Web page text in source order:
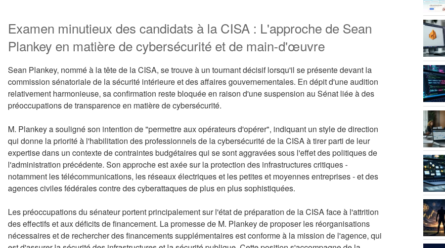
Examen minutieux des candidats à la CISA : L'approche de Sean
Plankey en matière de cybersécurité et de main-d'œuvre
Sean Plankey, nommé à la tête de la CISA, se trouve à un tournant décisif lorsqu'il se présente devant la
commission sénatoriale de la sécurité intérieure et des affaires gouvernementales. En dépit d'une audition
relativement harmonieuse, sa confirmation reste bloquée en raison d'une suspension au Sénat liée à des
préoccupations de transparence en matière de cybersécurité.
M. Plankey a souligné son intention de "permettre aux opérateurs d'opérer", indiquant un style de direction
qui donne la priorité à l'habilitation des professionnels de la cybersécurité de la CISA à tirer parti de leur
expertise dans un contexte de contraintes budgétaires qui se sont aggravées sous l'effet des politiques de
l'administration précédente. Son approche est axée sur la protection des infrastructures critiques -
notamment les télécommunications, les réseaux électriques et les petites et moyennes entreprises - et des
agences civiles fédérales contre des cyberattaques de plus en plus sophistiquées.
Les préoccupations du sénateur portent principalement sur l'état de préparation de la CISA face à l'attrition
des effectifs et aux déficits de financement. La promesse de M. Plankey de proposer les réorganisations
nécessaires et de rechercher des financements supplémentaires est conforme à la mission de l'agence, qui